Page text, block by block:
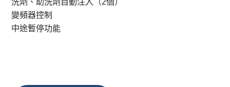
洗劑、助洗劑自動注入（2個）
變頻器控制
中途暫停功能